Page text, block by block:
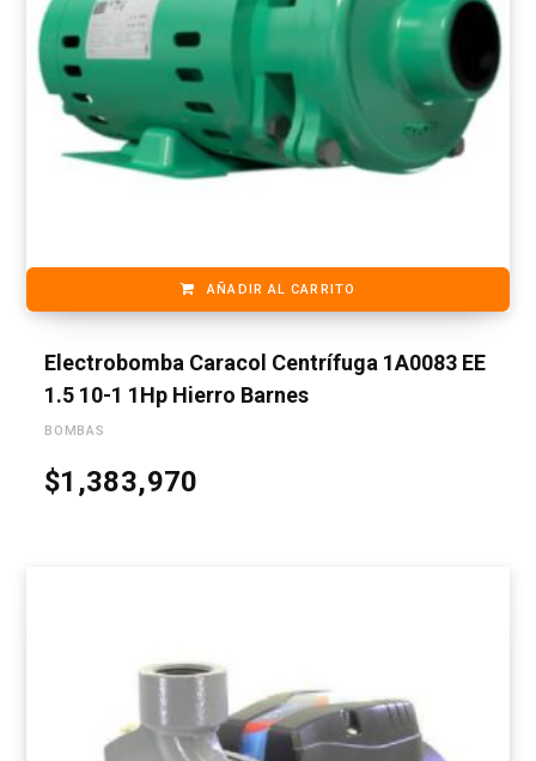
AÑADIR AL CARRITO
Electrobomba Caracol Centrífuga 1A0083 EE
1.5 10-1 1Hp Hierro Barnes
BOMBAS
$1,383,970